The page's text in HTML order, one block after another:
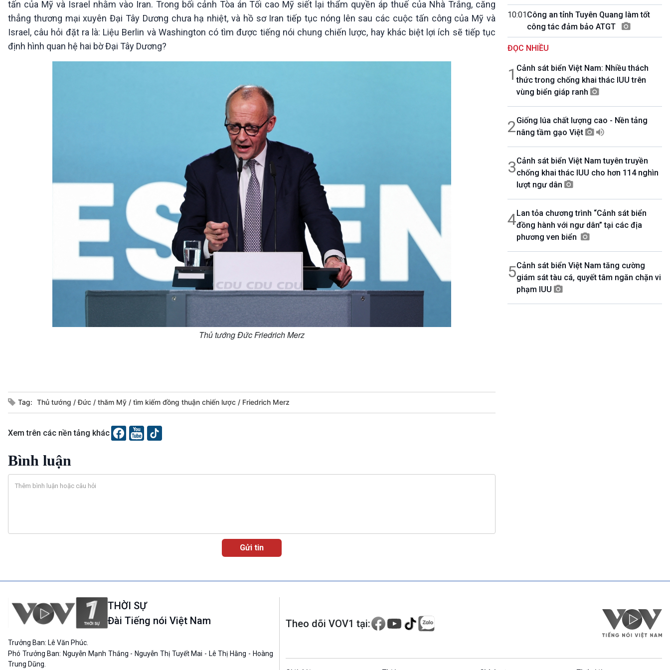
360 độ Sức khỏe
Chuyển đổi Xanh
Tài nguyên và Môi trường
Chuyên gia của bạn
Xã hội chuyển động
Bước chân đến trường
Kết nối công nghệ
Sống chung với biến đổi
khí hậu
Chát với người nổi tiếng
Câu chuyện Thể thao
Video
Infographic
E-Magazine
10 phút Sự kiện - Luận bàn
Câu chuyện thời sự
Dòng chảy sự kiện
Đối thoại
Chuyện đêm
tấn của Mỹ và Israel nhằm vào Iran. Trong bối cảnh Tòa án Tối cao Mỹ siết lại thẩm quyền áp thuế của Nhà Trắng, căng
thẳng thương mại xuyên Đại Tây Dương chưa hạ nhiệt, và hồ sơ Iran tiếp tục nóng lên sau các cuộc tấn công của Mỹ và
Israel, câu hỏi đặt ra là: Liệu Berlin và Washington có tìm được tiếng nói chung chiến lược, hay khác biệt lợi ích sẽ tiếp tục
định hình quan hệ hai bờ Đại Tây Dương?
Thủ tướng Đức Friedrich Merz
Tag: Thủ tướng Đức thăm Mỹ tìm kiếm đồng thuận chiến lược Friedrich Merz
Xem trên các nền tảng khác
Bình luận
10:01Công an tỉnh Tuyên Quang làm tốt
công tác đảm bảo ATGT
ĐỌC NHIỀU
1Cảnh sát biển Việt Nam: Nhiều thách
thức trong chống khai thác IUU trên
vùng biển giáp ranh
2Giống lúa chất lượng cao - Nền tảng
nâng tầm gạo Việt
3Cảnh sát biển Việt Nam tuyên truyền
chống khai thác IUU cho hơn 114 nghìn
lượt ngư dân
4Lan tỏa chương trình “Cảnh sát biển
đồng hành với ngư dân” tại các địa
phương ven biển
5Cảnh sát biển Việt Nam tăng cường
giám sát tàu cá, quyết tâm ngăn chặn vi
phạm IUU
THỜI SỰ
Đài Tiếng nói Việt Nam
Trưởng Ban: Lê Văn Phúc.
Phó Trưởng Ban: Nguyễn Mạnh Thắng - Nguyễn Thị Tuyết Mai - Lê Thị Hằng - Hoàng
Trung Dũng.
Theo dõi VOV1 tại: